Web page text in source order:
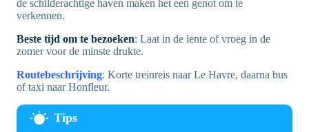
de schilderachtige haven maken het een genot om te
verkennen.
Beste tijd om te bezoeken: Laat in de lente of vroeg in de
zomer voor de minste drukte.
Routebeschrijving: Korte treinreis naar Le Havre, daarna bus
of taxi naar Honfleur.